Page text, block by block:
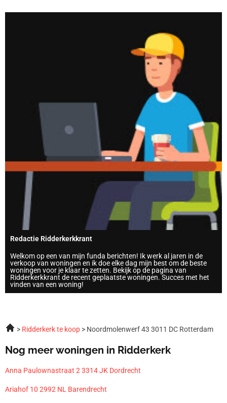
Redactie Ridderkerkkrant
Welkom op een van mijn funda berichten! Ik werk al jaren in de
verkoop van woningen en ik doe elke dag mijn best om de beste
woningen voor je klaar te zetten. Bekijk op de pagina van
Ridderkerkkrant de recent geplaatste woningen. Succes met het
vinden van een woning!
Ridderkerk te koop Noordmolenwerf 43 3011 DC Rotterdam
Nog meer woningen in Ridderkerk
Anna Paulownastraat 2 3314 JK Dordrecht
Ariahof 10 2992 NL Barendrecht